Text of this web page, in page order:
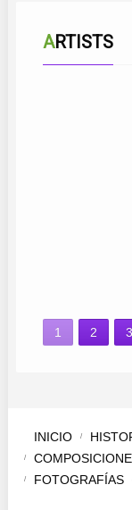
ARTISTS
TANIA
1 2 3
INICIO
FOTOGRAFÍAS